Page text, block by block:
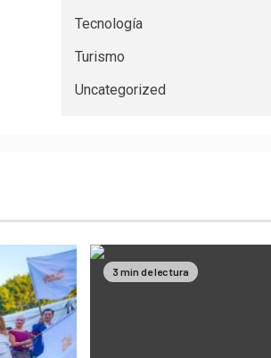
Tecnología
Turismo
Uncategorized
3 min de lectura